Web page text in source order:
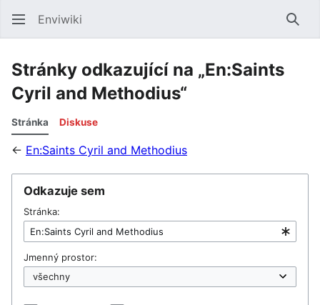
Enviwiki
Stránky odkazující na „En:Saints
Cyril and Methodius“
Stránka Diskuse
← En:Saints Cyril and Methodius
Odkazuje sem
Stránka:
Jmenný prostor: